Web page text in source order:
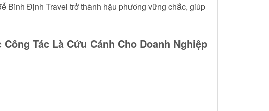
Bình Định Travel trở thành hậu phương vững chắc, giúp
Tác Là Cứu Cánh Cho Doanh Nghiệp